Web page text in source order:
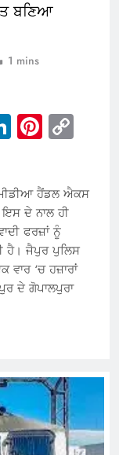
ਬਣਿਆ
1 mins
LinkedIn
ਹੈਂਡਲ ਐਕਸ
ਦੇ ਨਾਲ ਹੀ
ਫਰਜ਼ਾਂ ਨੂੰ
ਹੈ। ਜੈਪੁਰ ਪੁਲਿਸ
‘ਚ ਹਜ਼ਾਰਾਂ
ਦੇ ਗੋਪਾਲਪੁਰਾ